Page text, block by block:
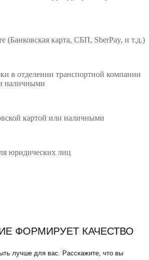
(Банковская карта, СБП, SberPay, и т.д.)
в отделении транспортной компании
наличными
картой или наличными
юридических лиц
ФОРМИРУЕТ КАЧЕСТВО
лучше для вас. Расскажите, что вы